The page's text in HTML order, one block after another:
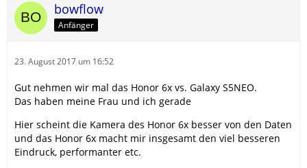
bowflow
Anfänger
23. August 2017 um 16:52
Gut nehmen wir mal das Honor 6x vs. Galaxy S5NEO.
Das haben meine Frau und ich gerade
Hier scheint die Kamera des Honor 6x besser von den Daten
und das Honor 6x macht mir insgesamt den viel besseren
Eindruck, performanter etc.